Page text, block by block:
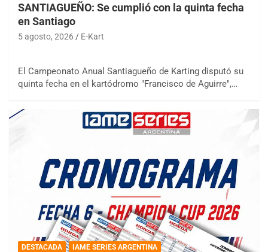
SANTIAGUEÑO: Se cumplió con la quinta fecha
en Santiago
5 agosto, 2026 E-Kart
El Campeonato Anual Santiagueño de Karting disputó su
quinta fecha en el kartódromo "Francisco de Aguirre",…
DESTACADA IAME SERIES ARGENTINA